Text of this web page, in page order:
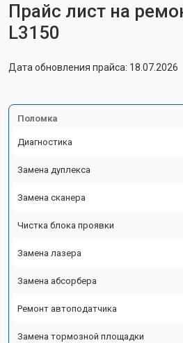
Прайс лист на
L3150
Дата обновления прайса: 18.07.2026
Поломка
Диагностика
Замена дуплекса
Замена сканера
Чистка блока проявки
Замена лазера
Замена абсорбера
Ремонт автоподатчика
Замена тормозной площадки